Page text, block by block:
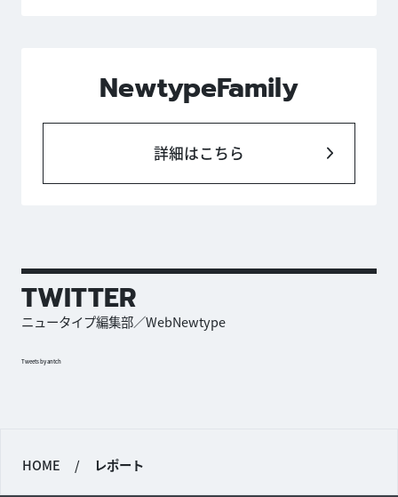
NewtypeFamily
詳細はこちら
TWITTER
ニュータイプ編集部／WebNewtype
Tweets by antch
HOME / レポート